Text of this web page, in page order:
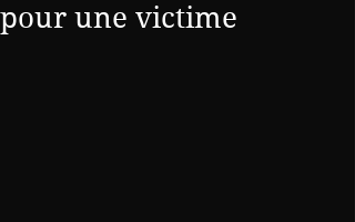
pour une victime